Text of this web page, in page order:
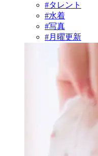
#タレント
#水着
#写真
#月曜更新